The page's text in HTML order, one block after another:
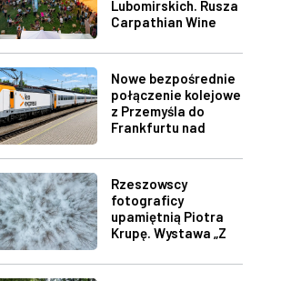
Lubomirskich. Rusza
Carpathian Wine
Nowe bezpośrednie
połączenie kolejowe
z Przemyśla do
Frankfurtu nad
Rzeszowscy
fotograficy
upamiętnią Piotra
Krupę. Wystawa „Z